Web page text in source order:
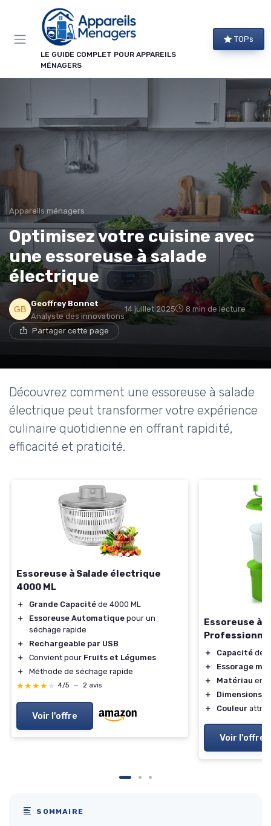
LE GUIDE COMPLET POUR APPAREILS
MÉNAGERS
TOPs
Appareils ménagers
Optimisez votre cuisine avec
une essoreuse à salade
électrique
Geoffrey Bonnet
Analyste des innovations
14 juillet 2025 8 min de lecture
Partager cette page
Découvrez comment une essoreuse à salade
électrique peut transformer votre expérience
culinaire quotidienne en offrant rapidité,
efficacité et praticité.
Essoreuse à Salade électrique
4000 ML
＋ Grande Capacité de 4000 ML
＋
Essoreuse Automatique pour un
séchage rapide
＋
Rechargeable par USB
＋
Convient pour Fruits et Légumes
＋
Méthode de séchage rapide
★★★★★
★★★★★ 4/5 — 2 avis
Voir l'offre
Essoreuse à
＋ Capacité de
＋
Essorage
＋
Matériau en
＋
Dimensions
＋
Couleur
Voir l'offre
SOMMAIRE
Panneau de gestion des cookies